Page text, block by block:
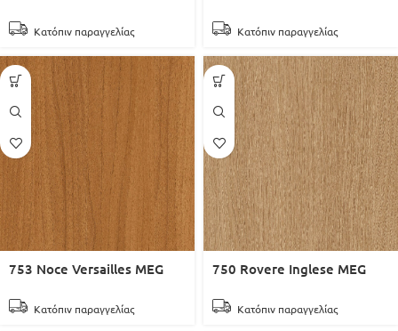
Κατόπιν παραγγελίας Κατόπιν παραγγελίας
753 Noce Versailles MEG
Κατόπιν παραγγελίας
750 Rovere Inglese MEG
Κατόπιν παραγγελίας